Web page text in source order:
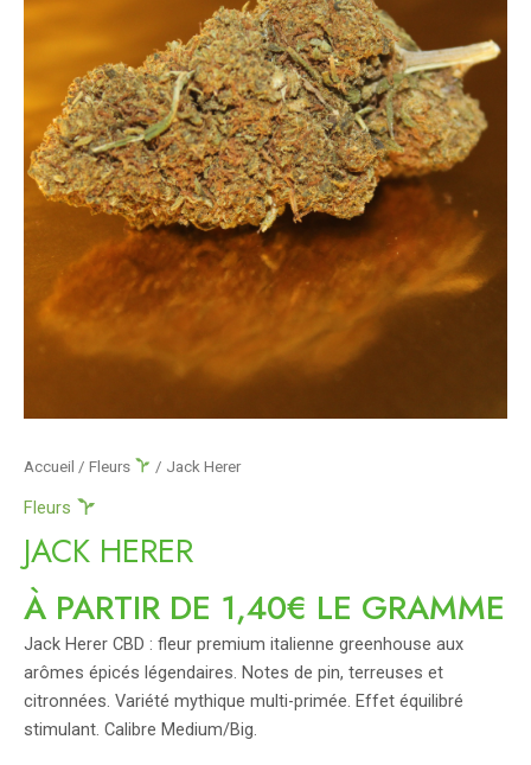
Accueil / Fleurs / Jack Herer
Fleurs
JACK HERER
À PARTIR DE 1,40€ LE GRAMME
Jack Herer CBD : fleur premium italienne greenhouse aux
arômes épicés légendaires. Notes de pin, terreuses et
citronnées. Variété mythique multi-primée. Effet équilibré
stimulant. Calibre Medium/Big.